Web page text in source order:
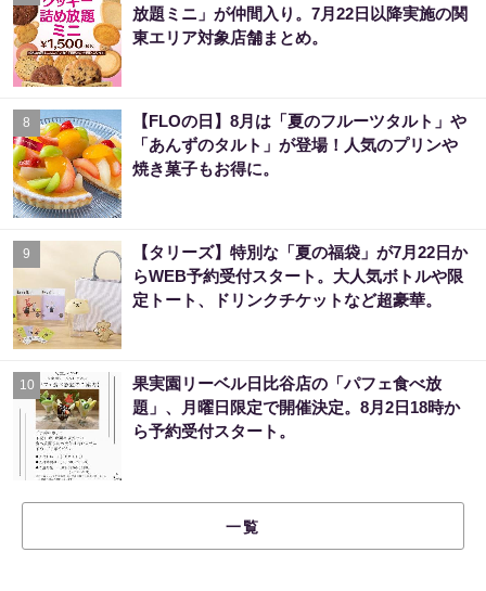
放題ミニ」が仲間入り。7月22日以降実施の関
東エリア対象店舗まとめ。
8
【FLOの日】8月は「夏のフルーツタルト」や
「あんずのタルト」が登場！人気のプリンや
焼き菓子もお得に。
9
【タリーズ】特別な「夏の福袋」が7月22日か
らWEB予約受付スタート。大人気ボトルや限
定トート、ドリンクチケットなど超豪華。
10
果実園リーベル日比谷店の「パフェ食べ放
題」、月曜日限定で開催決定。8月2日18時か
ら予約受付スタート。
一覧